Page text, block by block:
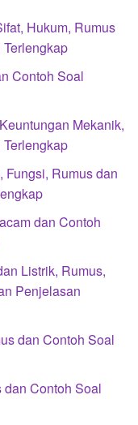
Hukum, Rumus
Contoh Soal
Mekanik,
Fungsi, Rumus dan
dan Contoh
Listrik, Rumus,
Penjelasan
dan Contoh Soal
Contoh Soal